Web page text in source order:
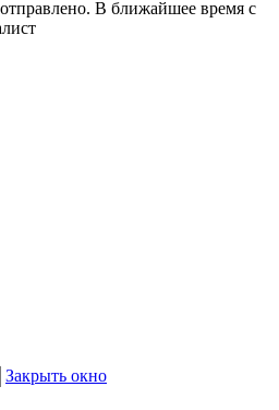
В ближайшее время с
Закрыть окно